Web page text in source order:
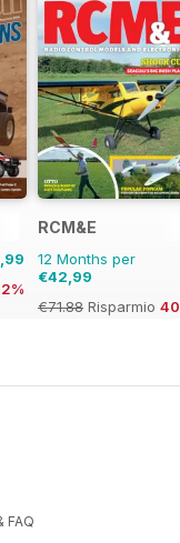
RCM&E
12 Months per
€42,99
€71.88 Risparmio
FAQ